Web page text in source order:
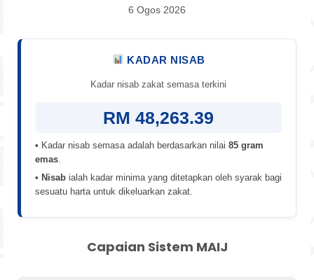
6 Ogos 2026
KADAR NISAB
Kadar nisab zakat semasa terkini
RM 48,263.39
• Kadar nisab semasa adalah berdasarkan nilai 85 gram
emas
• Nisab ialah kadar minima yang ditetapkan oleh syarak bagi
sesuatu harta untuk dikeluarkan zakat.
Capaian Sistem MAIJ